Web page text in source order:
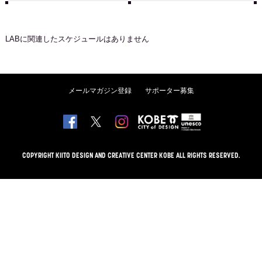
LABに関連したスケジュールはありません
メールマガジン登録 サポーター募集
COPYRIGHT KIITO DESIGN AND CREATIVE CENTER KOBE ALL RIGHTS RESERVED.